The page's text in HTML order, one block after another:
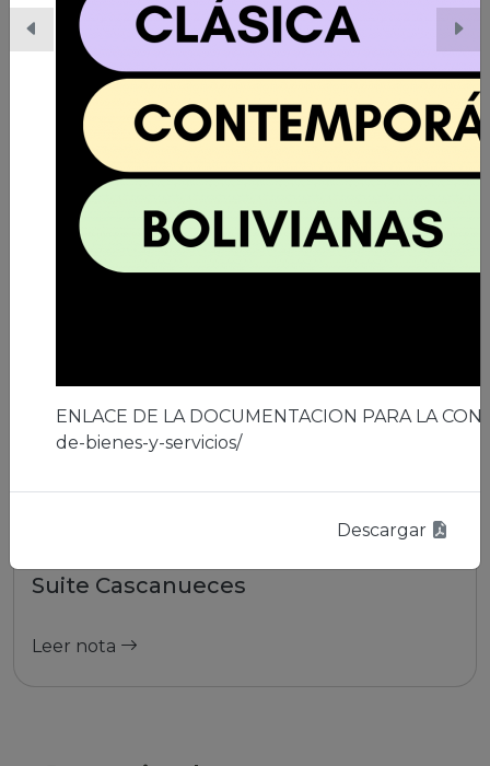
06/03/2026 | Ciudad de El Alto
A los 41 años de la ciudad de El Alto
Leer nota
Suite Cascanueces
Leer nota
ENLACE DE LA DOCUMENTACION PARA LA
de-bienes-y-servicios/
Descargar